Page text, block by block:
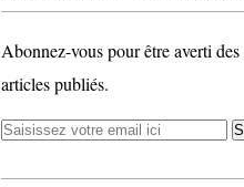
Abonnez-vous pour être averti
articles publiés.